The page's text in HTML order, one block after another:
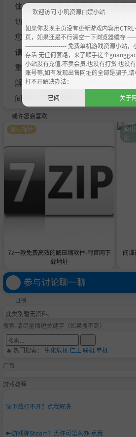
体验；不得将上述内容用于商业
切后果请用户自负。您必须在下
您的电脑中彻底删除上述内容。
请支持正版，购买注册，得到更
重视版权问题，如有侵权请邮件
解！E-mail：
间断开下载链接
https://
或许您会喜欢
7z一款免费高效的解压缩软件-附官网下
载地址
鼠标指针
间
萌
化
参与讨论聊一聊
日榜
此类别暂无资料。
搜索-请尽量缩短关键字（如果搜不到）
🔥 热门搜索： 生化危机仁王 联机单机
广告
游戏教程
🚀下载打不开？点我解决
🔑游戏弹Steam？无许可怎么办-点我
欢迎访问 小叽资源白嫖小站
如果你发现主页没有更新游戏内容用
页，如果还是不行清空一下浏览器缓存
--------------------- 免费单机游戏资源小站
存活 无任何套路，来了顺手搓个
小站没有充值.不卖会员.也没有打赏 也没
账号等,如有发现出售网址的全部是骗子,
打不开解决办法：
已阅
关于